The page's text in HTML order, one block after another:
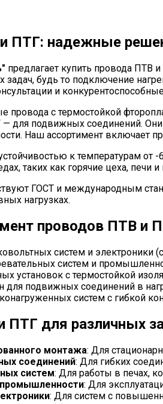
ПТГ: надежные
предлагает купить провода
задач, будь то подключение
и
с термостойкой
для подвижных соединений. Они
Наш ассортимент включает
к температурам от
таких как горячие цеха, печи
ГОСТ и международным
нагрузках.
проводов ПТВ и
систем и электроники
систем и
установок с термостойкой
для подвижных соединений в
систем с гибкой
ПТГ для различных
монтажа: Для
соединений: Для гибких
систем: Для работы в печах,
: Для
: Для систем с